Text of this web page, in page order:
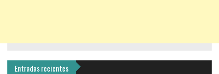
Entradas recientes